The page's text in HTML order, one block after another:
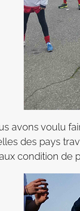
avons voulu
des pays
condition de